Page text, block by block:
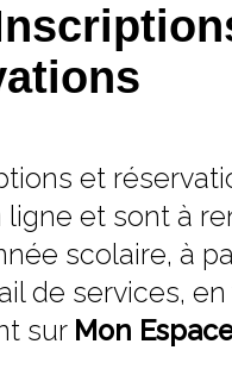
et
ligne et sont à
scolaire, à
de services, en
sur Mon